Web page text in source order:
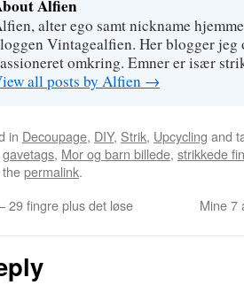
Alfien
alter ego samt nickname
Vintagealfien. Her blogger jeg
omkring. Emner er især
all posts by Alfien →
in Decoupage, DIY, Strik, Upcycling and
gavetags, Mor og barn billede, strikkede
permalink.
29 fingre plus det løse Mine 7